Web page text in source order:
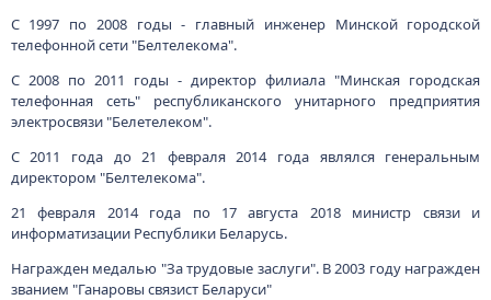
С 1997 по 2008 годы - главный инженер Минской городской
телефонной сети "Белтелекома".
С 2008 по 2011 годы - директор филиала "Минская городская
телефонная сеть" республиканского унитарного предприятия
электросвязи "Белетелеком".
С 2011 года до 21 февраля 2014 года являлся генеральным
директором "Белтелекома".
21 февраля 2014 года по 17 августа 2018 министр связи и
информатизации Республики Беларусь.
Награжден медалью "За трудовые заслуги". В 2003 году награжден
званием "Ганаровы связист Беларуси"